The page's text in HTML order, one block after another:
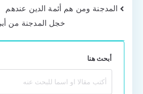
تصفّح
المدجنة ومن هم أئمة الدين عندهم
خجل المدجنة من
أبحث هنا